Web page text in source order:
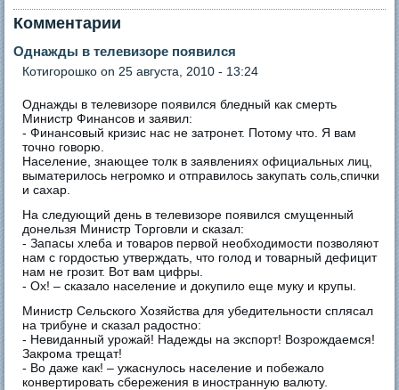
Комментарии
Однажды в телевизоре появился
Котигорошко on 25 августа, 2010 - 13:24
Однажды в телевизоре появился бледный как смерть
Министр Финансов и заявил:
- Финансовый кризис нас не затронет. Потому что. Я вам
точно говорю.
Население, знающее толк в заявлениях официальных лиц,
выматерилось негромко и отправилось закупать соль,спички
и сахар.
На следующий день в телевизоре появился смущенный
донельзя Министр Торговли и сказал:
- Запасы хлеба и товаров первой необходимости позволяют
нам с гордостью утверждать, что голод и товарный дефицит
нам не грозит. Вот вам цифры.
- Ох! – сказало население и докупило еще муку и крупы.
Министр Сельского Хозяйства для убедительности сплясал
на трибуне и сказал радостно:
- Невиданный урожай! Надежды на экспорт! Возрождаемся!
Закрома трещат!
- Во даже как! – ужаснулось население и побежало
конвертировать сбережения в иностранную валюту.